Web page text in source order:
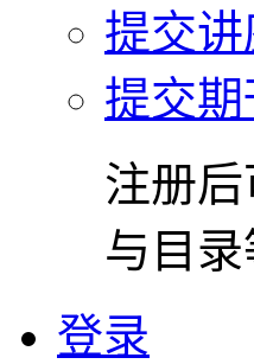
提交
提交
注册
与目
登录